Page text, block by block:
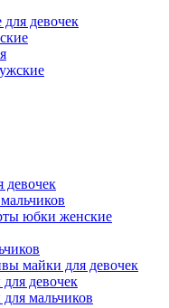
девочек
девочек
юбки женские
майки для девочек
девочек
мальчиков